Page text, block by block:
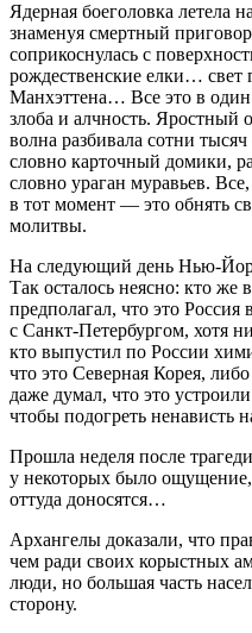
Ядерная боеголовка летела
знаменуя смертный
соприкоснулась с
рождественские елки…
Манхэттена… Все это в
злоба и алчность. Яростный
волна разбивала сотни
словно карточный домики,
словно ураган муравьев.
в тот момент — это обнять
молитвы.
На следующий день Нью-
Так осталось неясно: кто же
предполагал, что это Россия
с Санкт-Петербургом, хотя
кто выпустил по России
что это Северная Корея,
даже думал, что это
чтобы подогреть ненависть
Прошла неделя после
у некоторых было
оттуда доносятся…
Архангелы доказали, что
чем ради своих корыстных
люди, но большая часть
сторону.